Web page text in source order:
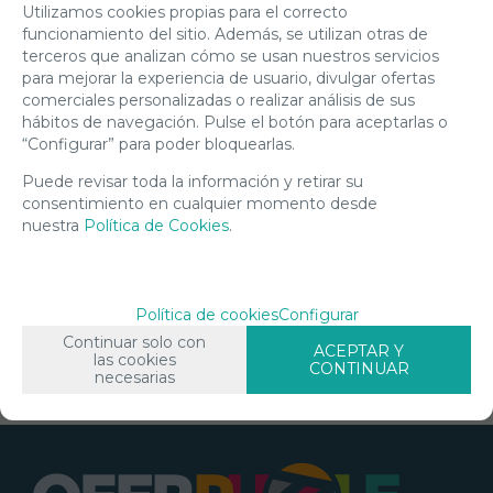
incluido
REF: 11544
. 180
PZAS.
DIM: 20
CM
DIAMETRO.
BRILLA
OSCURIDAD.
EN STOCK
-
+
CESTA
Utilizamos cookies propias para el correcto
funcionamiento del sitio. Además, se utilizan otras de
terceros que analizan cómo se usan nuestros servicios
para mejorar la experiencia de usuario, divulgar ofertas
comerciales personalizadas o realizar análisis de sus
hábitos de navegación. Pulse el botón para aceptarlas o
“Configurar” para poder bloquearlas.
Puede revisar toda la información y retirar su
consentimiento en cualquier momento desde
nuestra Política de Cookies.
Política de cookiesConfigurar
Continuar solo con
las cookies
necesarias
ACEPTAR Y
CONTINUAR